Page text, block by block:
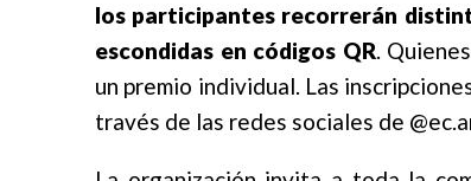
los participantes recorrerán
escondidas en códigos QR.
un premio individual. Las
través de las redes sociales de